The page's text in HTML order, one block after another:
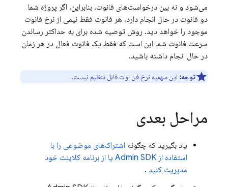
می‌شود و نه بین درخواست‌های فانوت. بنابراین، اگر پروژه شما
دو فانوت در حال انجام دارد، هر فانوت فقط نیمی از نرخ فانوت
موجود را خواهد دید. روش توصیه شده برای به حداکثر رساندن
سرعت فانوت شما این است که فقط یک فانوت فعال در هر زمان
در حال انجام داشته باشید.
توجه: این سهمیه نرخ فن اوت قابل تنظیم نیست.
مراحل بعدی
یاد بگیرید که چگونه اشتراک‌های موضوعی را با
استفاده از Admin SDK یا از برنامه کلاینت خود
مدیریت کنید .